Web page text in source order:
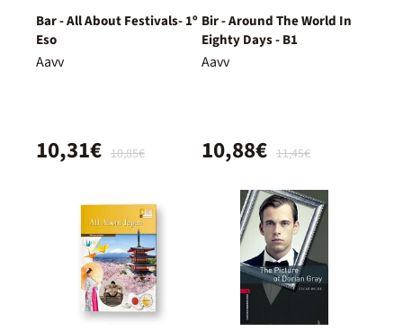
Bar - All About Festivals- 1º
Eso
Aavv
10,85€
10,31€
Bir - Around The World In
Eighty Days - B1
Aavv
11,45€
10,88€